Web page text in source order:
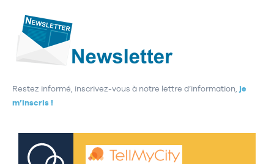
Restez informé, inscrivez-vous à notre lettre d’information, je
m’inscris !